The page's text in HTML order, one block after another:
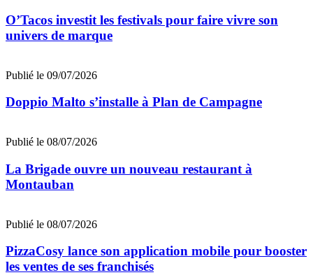
O’Tacos investit les festivals pour faire vivre son
univers de marque
Publié le 09/07/2026
Doppio Malto s’installe à Plan de Campagne
Publié le 08/07/2026
La Brigade ouvre un nouveau restaurant à
Montauban
Publié le 08/07/2026
PizzaCosy lance son application mobile pour booster
les ventes de ses franchisés